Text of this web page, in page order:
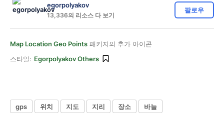
egorpolyakov
13,336의 리소스 다 보기
팔로우
Map Location Geo Points 패키지의 추가 아이콘
스타일: Egorpolyakov Others
gps 위치 지도 지리 장소 바늘